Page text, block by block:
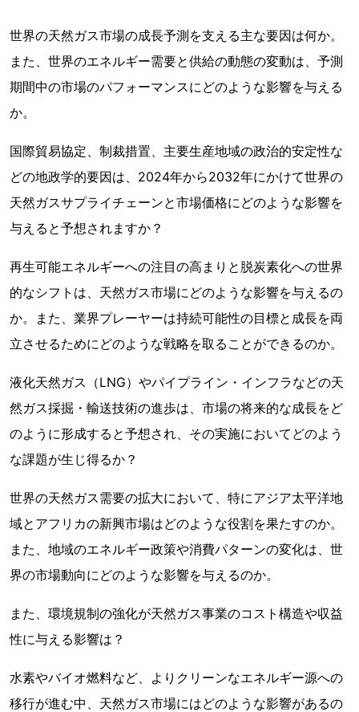
世界の天然ガス市場の成長予測を支える主な要因は何か。
また、世界のエネルギー需要と供給の動態の変動は、予測
期間中の市場のパフォーマンスにどのような影響を与える
か。
国際貿易協定、制裁措置、主要生産地域の政治的安定性な
どの地政学的要因は、2024年から2032年にかけて世界の
天然ガスサプライチェーンと市場価格にどのような影響を
与えると予想されますか？
再生可能エネルギーへの注目の高まりと脱炭素化への世界
的なシフトは、天然ガス市場にどのような影響を与えるの
か。また、業界プレーヤーは持続可能性の目標と成長を両
立させるためにどのような戦略を取ることができるのか。
液化天然ガス（LNG）やパイプライン・インフラなどの天
然ガス採掘・輸送技術の進歩は、市場の将来的な成長をど
のように形成すると予想され、その実施においてどのよう
な課題が生じ得るか？
世界の天然ガス需要の拡大において、特にアジア太平洋地
域とアフリカの新興市場はどのような役割を果たすのか。
また、地域のエネルギー政策や消費パターンの変化は、世
界の市場動向にどのような影響を与えるのか。
また、環境規制の強化が天然ガス事業のコスト構造や収益
性に与える影響は？
水素やバイオ燃料など、よりクリーンなエネルギー源への
移行が進む中、天然ガス市場にはどのような影響があるの